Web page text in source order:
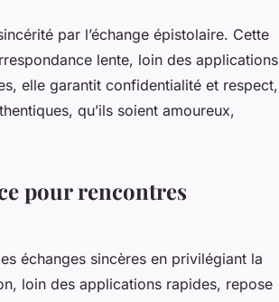
par l’échange épistolaire. Cette
lente, loin des applications
elle garantit confidentialité et respect,
qu’ils soient amoureux,
pour rencontres
échanges sincères en privilégiant la
loin des applications rapides, repose